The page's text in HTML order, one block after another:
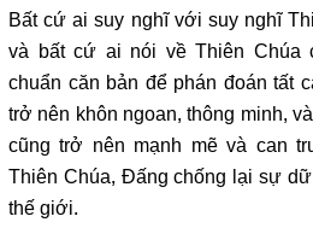
Bất cứ ai suy nghĩ với suy nghĩ
và bất cứ ai nói về Thiên Chúa
chuẩn căn bản để phán đoán tất
trở nên khôn ngoan, thông minh,
cũng trở nên mạnh mẽ và can
Thiên Chúa, Đấng chống lại sự
thế giới.